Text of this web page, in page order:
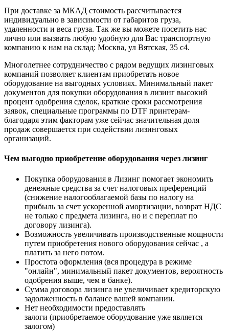
При доставке за МКАД стоимость рассчитывается
индивидуально в зависимости от габаритов груза,
удаленности и веса груза. Так же вы можете посетить нас
лично или вызвать любую удобную для Вас транспортную
компанию к нам на склад: Москва, ул Вятская, 35 c4.
Многолетнее сотрудничество с рядом ведущих лизинговых
компаний позволяет клиентам приобретать новое
оборудование на выгодных условиях. Минимальный пакет
документов для покупки оборудования в лизинг высокий
процент одобрения сделок, краткие сроки рассмотрения
заявок, специальные программы по DTF принтерам-
благодаря этим факторам уже сейчас значительная доля
продаж совершается при содействии лизинговых
организаций.
Чем выгодно приобретение оборудования через лизинг
Покупка оборудования в Лизинг помогает экономить
денежные средства за счет налоговых преференций
(снижение налогооблагаемой базы по налогу на
прибыль за счет ускоренной амортизации, возврат НДС
не только с предмета лизинга, но и с переплат по
договору лизинга).
Возможность увеличивать производственные мощности
путем приобретения нового оборудования сейчас , а
платить за него потом.
Простота оформления (вся процедура в режиме
"онлайн", минимальный пакет документов, вероятность
одобрения выше, чем в банке).
Сумма договора лизинга не увеличивает кредиторскую
задолженность в балансе вашей компании.
Нет необходимости предоставлять
залоги (приобретаемое оборудование уже является
залогом)